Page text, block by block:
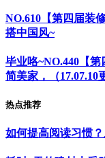
NO.610【第四届装
搭中国风~
毕业咯~NO.440【
简美家，（17.07.10
热点推荐
如何提高阅读习惯